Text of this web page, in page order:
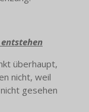
überhaupt,
nicht, weil
gesehen